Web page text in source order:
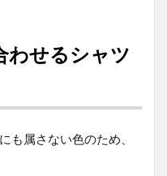
わせるシャツ
も属さない色のため、